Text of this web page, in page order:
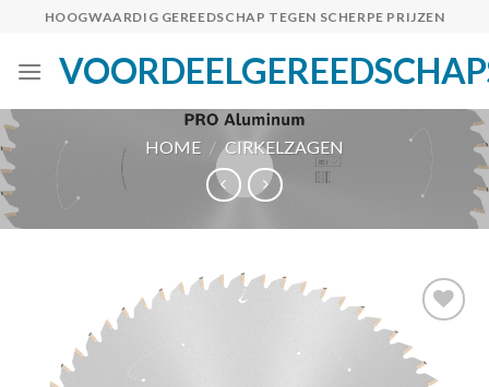
content
HOOGWAARDIG GEREEDSCHAP TEGEN SCHERPE PRIJZEN
HOME / CIRKELZAGEN
Toevoegen